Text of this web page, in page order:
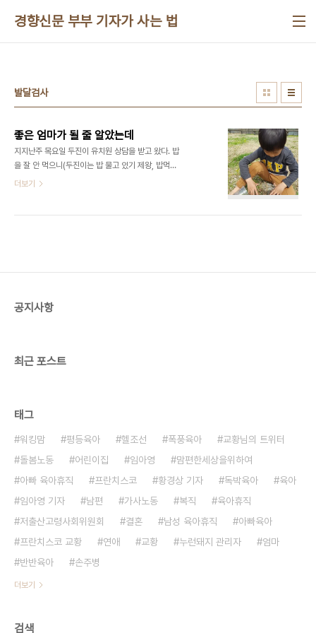
경향신문 부부 기자가 사는 법
발달검사
좋은 엄마가 될 줄 알았는데
지지난주 목요일 두진이 유치원 상담을 받고 왔다. 밥
을 잘 안 먹으니(두진이는 밥 물고 있기 제왕, 밥먹다
멍때리기 제왕이다) 급식 먹는 것에 대해 이야기하지
선으로 여러 개를 이어놓았다. “이렇게 할 수도 있어
더보기
공지사항
최근 포스트
태그
워킹맘 평등육아 헬조선 폭풍육아
교황님의 트위터
돌봄노동
어린이집 임아영
맘편한세상을위하여
아빠 육아휴직
프란치스코 황경상 기자 독박육아
육아
임아영 기자
남편 가사노동 복직
육아휴직
저출산고령사회위원회
결혼 남성 육아휴직
아빠육아
프란치스코 교황
연애 교황 누런돼지 관리자
엄마
반반육아
손주병
더보기
검색